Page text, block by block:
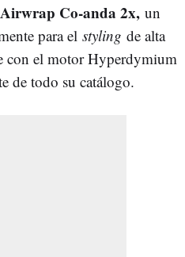
Airwrap Co-anda 2x, un
para el styling de alta
con el motor Hyperdymium
de todo su catálogo.